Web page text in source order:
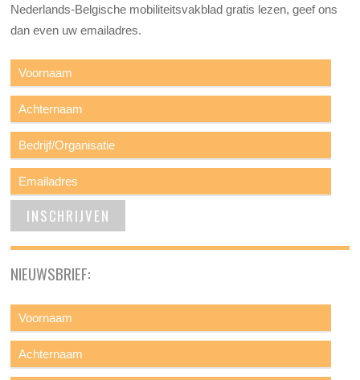
Nederlands-Belgische mobiliteitsvakblad gratis lezen, geef ons
dan even uw emailadres.
NIEUWSBRIEF: